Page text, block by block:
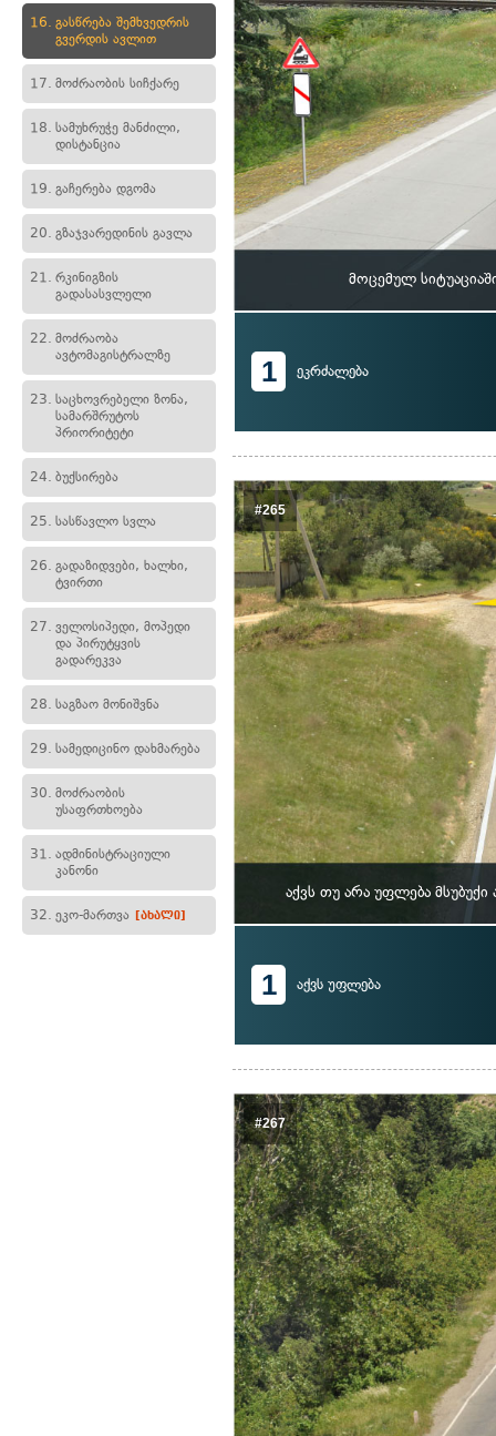
16. გასწრება შემხვედრის
გვერდის ავლით
17. მოძრაობის სიჩქარე
18. სამუხრუჭე მანძილი,
დისტანცია
19. გაჩერება დგომა
20. გზაჯვარედინის გავლა
21. რკინიგზის
გადასასვლელი
22. მოძრაობა
ავტომაგისტრალზე
23. საცხოვრებელი ზონა,
სამარშრუტოს
პრიორიტეტი
24. ბუქსირება
25. სასწავლო სვლა
26. გადაზიდვები, ხალხი,
ტვირთი
27. ველოსიპედი, მოპედი
და პირუტყვის
გადარეკვა
28. საგზაო მონიშვნა
29. სამედიცინო დახმარება
30. მოძრაობის
უსაფრთხოება
31. ადმინისტრაციული
კანონი
32. ეკო-მართვა [ახალი]
მოცემულ
1 ეკრძალება
#265
აქვს თუ არა უფლება
1 აქვს უფლება
#267